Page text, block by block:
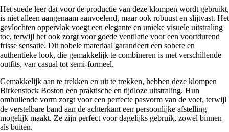
Het suede leer dat voor de productie van deze klompen wordt gebruikt,
is niet alleen aangenaam aanvoelend, maar ook robuust en slijtvast. Het
gevlochten oppervlak voegt een elegante en unieke visuele uitstraling
toe, terwijl het ook zorgt voor goede ventilatie voor een voortdurend
frisse sensatie. Dit nobele materiaal garandeert een sobere en
authentieke look, die gemakkelijk te combineren is met verschillende
outfits, van casual tot semi-formeel.
Gemakkelijk aan te trekken en uit te trekken, hebben deze klompen
Birkenstock Boston een praktische en tijdloze uitstraling. Hun
omhullende vorm zorgt voor een perfecte pasvorm van de voet, terwijl
de verstelbare band aan de achterkant een persoonlijke afstelling
mogelijk maakt. Ze zijn perfect voor dagelijks gebruik, zowel binnen
als buiten.